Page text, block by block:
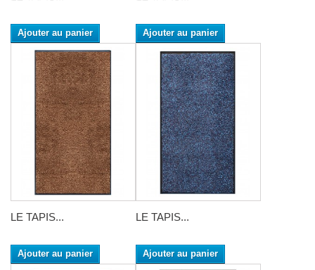
Ajouter au panier Ajouter au panier
LE TAPIS...
Ajouter au panier
LE TAPIS...
Ajouter au panier